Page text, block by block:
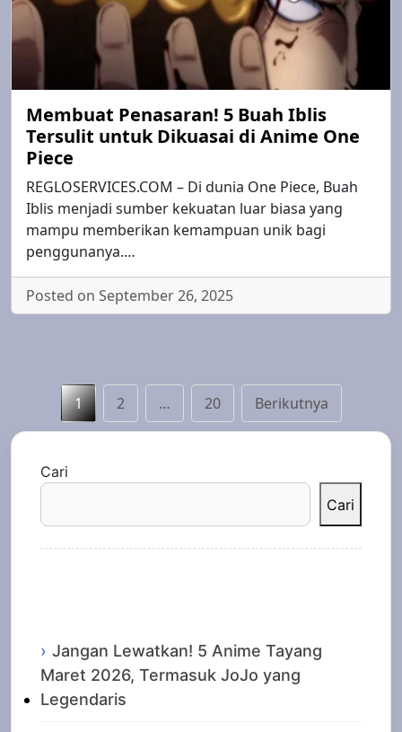
Membuat Penasaran! 5 Buah Iblis
Tersulit untuk Dikuasai di Anime One
Piece
REGLOSERVICES.COM – Di dunia One Piece, Buah
Iblis menjadi sumber kekuatan luar biasa yang
mampu memberikan kemampuan unik bagi
penggunanya.…
Posted on September 26, 2025
Paginasi
pos
1 2 … 20 Berikutnya
Cari
Cari
Jangan Lewatkan! 5 Anime Tayang
Maret 2026, Termasuk JoJo yang
Legendaris